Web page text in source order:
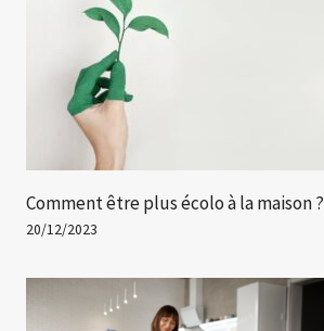
Comment être plus écolo à la maison ?
20/12/2023